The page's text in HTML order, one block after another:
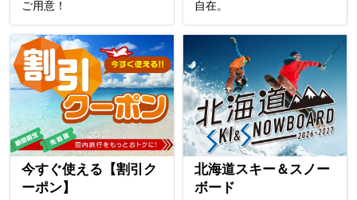
ご用意！ 自在。
今すぐ使える【割引ク
ーポン】
北海道スキー＆スノー
ボード